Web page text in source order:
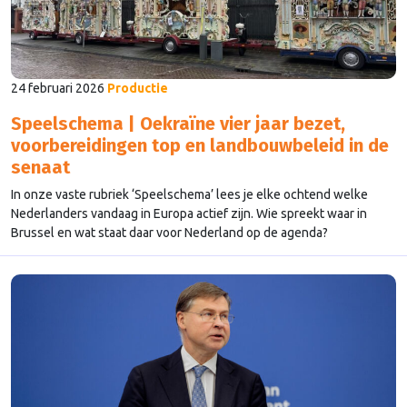
24 februari 2026 Productie
Speelschema | Oekraïne vier jaar bezet,
voorbereidingen top en landbouwbeleid in de
senaat
In onze vaste rubriek ‘Speelschema’ lees je elke ochtend welke
Nederlanders vandaag in Europa actief zijn. Wie spreekt waar in
Brussel en wat staat daar voor Nederland op de agenda?